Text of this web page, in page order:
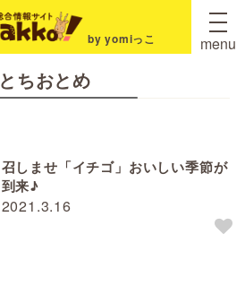
by yomiっこ menu
とちおとめ
2021.3.16
召しませ「イチゴ」おいしい季節が
到来♪